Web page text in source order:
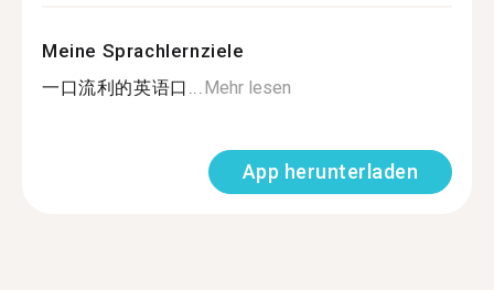
Meine Sprachlernziele
一口流利的英语口...Mehr lesen
App herunterladen